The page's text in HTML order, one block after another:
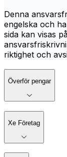
Denna
engelska och
sida kan visas
riktighet och
Överför pengar
Xe Företag